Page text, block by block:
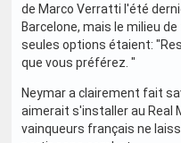
de Marco Verratti l'été
Barcelone, mais le milieu
seules options étaient:
que vous préférez. "
Neymar a clairement fait
aimerait s'installer au Real
vainqueurs français ne